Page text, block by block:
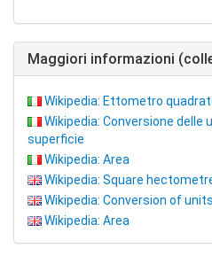
Maggiori informazioni
Wikipedia: Ettometro
Wikipedia: Conversione delle
superficie
Wikipedia: Area
Wikipedia: Square
Wikipedia: Conversion of
Wikipedia: Area